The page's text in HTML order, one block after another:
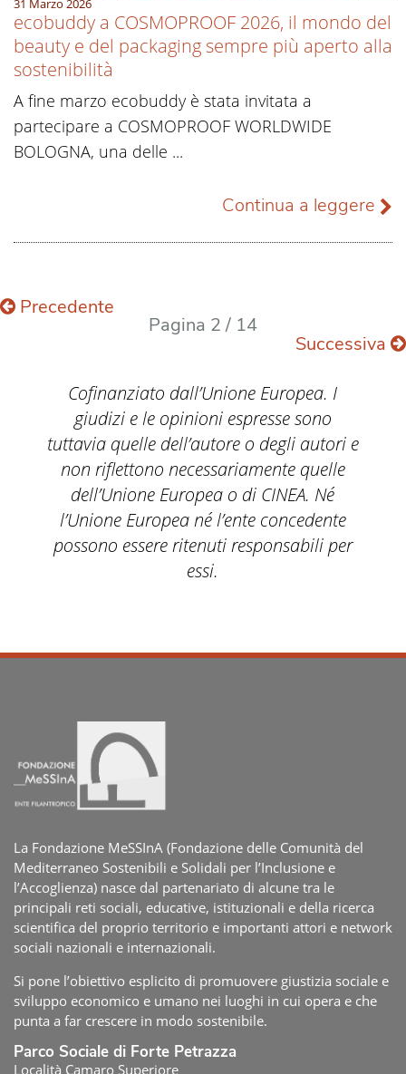
31 Marzo 2026
ecobuddy a COSMOPROOF 2026, il mondo del
beauty e del packaging sempre più aperto alla
sostenibilità
A fine marzo ecobuddy è stata invitata a
partecipare a COSMOPROOF WORLDWIDE
BOLOGNA, una delle ...
Continua a leggere
Precedente
Pagina 2 / 14
Successiva
Cofinanziato dall’Unione Europea. I
giudizi e le opinioni espresse sono
tuttavia quelle dell’autore o degli autori e
non riflettono necessariamente quelle
dell’Unione Europea o di CINEA. Né
l’Unione Europea né l’ente concedente
possono essere ritenuti responsabili per
essi.
La Fondazione MeSSInA (Fondazione delle Comunità del
Mediterraneo Sostenibili e Solidali per l’Inclusione e
l’Accoglienza) nasce dal partenariato di alcune tra le
principali reti sociali, educative, istituzionali e della ricerca
scientifica del proprio territorio e importanti attori e network
sociali nazionali e internazionali.
Si pone l’obiettivo esplicito di promuovere giustizia sociale e
sviluppo economico e umano nei luoghi in cui opera e che
punta a far crescere in modo sostenibile.
Parco Sociale di Forte Petrazza
Località Camaro Superiore